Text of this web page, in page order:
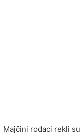
Majčini rođaci rekli